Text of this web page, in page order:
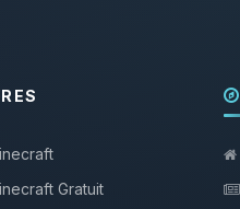
Gratuit